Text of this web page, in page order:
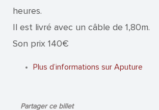
heures.
Il est livré avec un câble de 1,80m.
Son prix 140€
Plus d’informations sur Aputure
Partager ce billet